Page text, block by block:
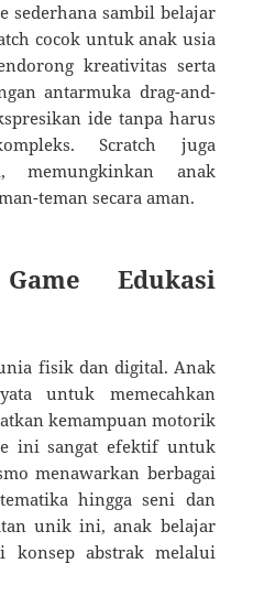
sederhana sambil belajar
cocok untuk anak usia
kreativitas serta
antarmuka drag-and-
ide tanpa harus
Scratch juga
memungkinkan anak
teman secara aman.
Edukasi
fisik dan digital. Anak
untuk memecahkan
kemampuan motorik
ini sangat efektif untuk
menawarkan berbagai
hingga seni dan
unik ini, anak belajar
konsep abstrak melalui